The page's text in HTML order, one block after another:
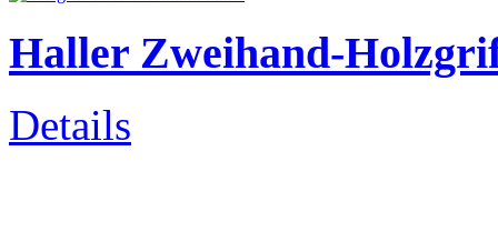
Haller Zweihand-
Details